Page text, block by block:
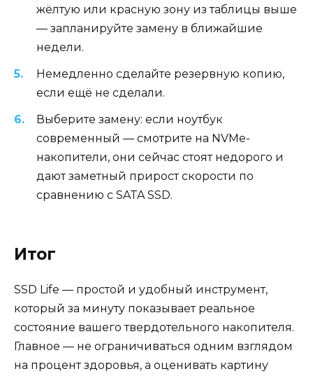
жёлтую или красную зону из таблицы выше
— запланируйте замену в ближайшие
недели.
Немедленно сделайте резервную копию,
если ещё не сделали.
Выберите замену: если ноутбук
современный — смотрите на NVMe-
накопители, они сейчас стоят недорого и
дают заметный прирост скорости по
сравнению с SATA SSD.
Итог
SSD Life — простой и удобный инструмент,
который за минуту показывает реальное
состояние вашего твердотельного накопителя.
Главное — не ограничиваться одним взглядом
на процент здоровья, а оценивать картину